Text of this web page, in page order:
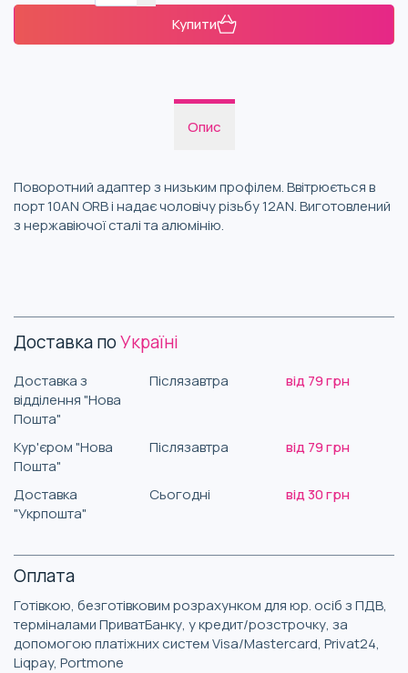
Купити
Опис
Поворотний адаптер з низьким профілем. Ввітрюється в
порт 10AN ORB і надає чоловічу різьбу 12AN. Виготовлений
з нержавіючої сталі та алюмінію.
Доставка поУкраїні
Доставка з
відділення "Нова
Пошта"
Післязавтра від 79 грн
Кур'єром "Нова
Пошта"
Післязавтра від 79 грн
Доставка
"Укрпошта"
Сьогодні від 30 грн
Оплата
Готівкою, безготівковим розрахунком для юр. осіб з ПДВ,
терміналами ПриватБанку, у кредит/розстрочку, за
допомогою платіжних систем Visa/Mastercard, Privat24,
Liqpay, Portmone